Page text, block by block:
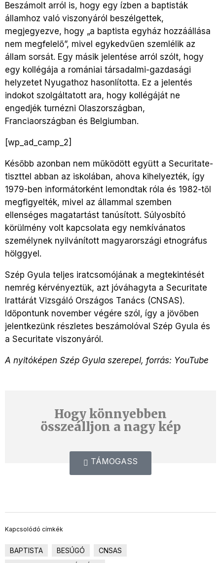
Beszámolt arról is, hogy egy ízben a baptisták
államhoz való viszonyáról beszélgettek,
megjegyezve, hogy „a baptista egyház hozzáállása
nem megfelelő”, mivel egykedvűen szemlélik az
állam sorsát. Egy másik jelentése arról szólt, hogy
egy kollégája a romániai társadalmi-gazdasági
helyzetet Nyugathoz hasonlította. Ez a jelentés
indokot szolgáltatott ara, hogy kollégáját ne
engedjék turnézni Olaszországban,
Franciaországban és Belgiumban.
[wp_ad_camp_2]
Később azonban nem működött együtt a Securitate-
tiszttel abban az iskolában, ahova kihelyezték, így
1979-ben informátorként lemondtak róla és 1982-től
megfigyelték, mivel az állammal szemben
ellenséges magatartást tanúsított. Súlyosbító
körülmény volt kapcsolata egy nemkívánatos
személynek nyilvánított magyarországi etnográfus
hölggyel.
Szép Gyula teljes iratcsomójának a megtekintését
nemrég kérvényeztük, azt jóváhagyta a Securitate
Irattárát Vizsgáló Országos Tanács (CNSAS).
Időpontunk november végére szól, így a jövőben
jelentkezünk részletes beszámolóval Szép Gyula és
a Securitate viszonyáról.
A nyitóképen Szép Gyula szerepel, forrás: YouTube
Hogy könnyebben
összeálljon a nagy kép
TÁMOGASS
Kapcsolódó címkék
BAPTISTA BESÚGÓ
CNSAS